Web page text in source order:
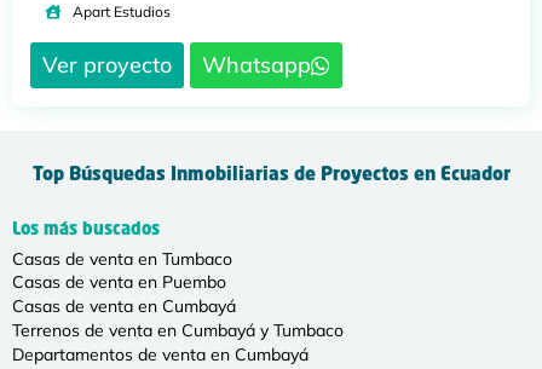
Apart Estudios
Ver proyecto Whatsapp
Top Búsquedas Inmobiliarias de Proyectos en Ecuador
Los más buscados
Casas de venta en Tumbaco
Casas de venta en Puembo
Casas de venta en Cumbayá
Terrenos de venta en Cumbayá y Tumbaco
Departamentos de venta en Cumbayá